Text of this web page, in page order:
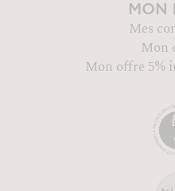
MON
Mes
Mon
Mon offre 5%